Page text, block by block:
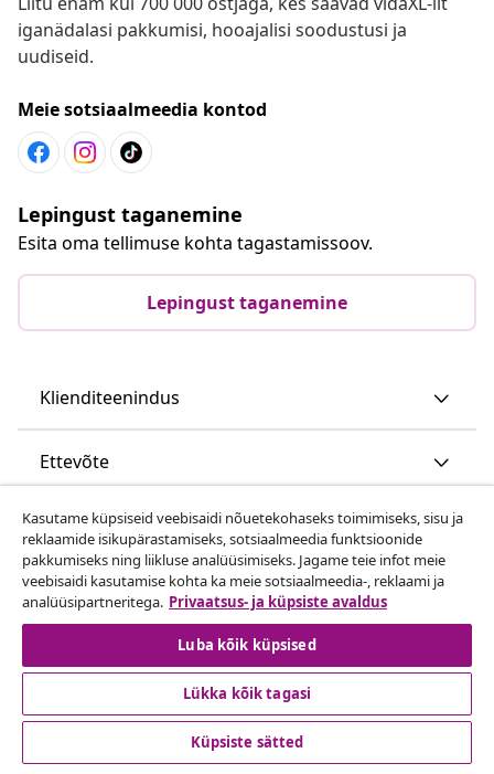
iganädalasi pakkumisi, hooajalisi soodustusi ja
uudiseid.
Meie sotsiaalmeedia kontod
Lepingust taganemine
Esita oma tellimuse kohta tagastamissoov.
Lepingust taganemine
Klienditeenindus
Ettevõte
vidaXL
Vaata rohkem
© 2008-2026 vidaXL www.vidaxl.ee on vidaXL Marketplace
Kasutame küpsiseid veebisaidi nõuetekohaseks toimimiseks, sisu ja
reklaamide isikupärastamiseks, sotsiaalmeedia funktsioonide
pakkumiseks ning liikluse analüüsimiseks. Jagame teie infot meie
veebisaidi kasutamise kohta ka meie sotsiaalmeedia-, reklaami ja
analüüsipartneritega. Privaatsus- ja küpsiste avaldus
Luba kõik küpsised
Lükka kõik tagasi
Küpsiste sätted